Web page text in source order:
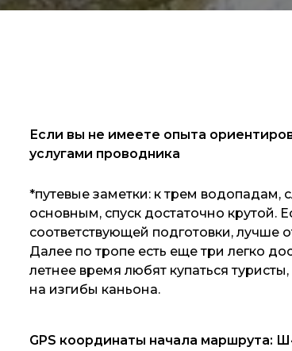
Если вы не имеете опыта
услугами проводника
*путевые заметки: к трем
основным, спуск достаточно крутой.
соответствующей подготовки, лучше
Далее по тропе есть еще три легко
летнее время любят купаться
на изгибы каньона.
GPS координаты начала маршрута: